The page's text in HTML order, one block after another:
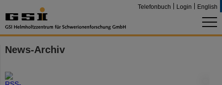
Telefonbuch Login English
News-Archiv